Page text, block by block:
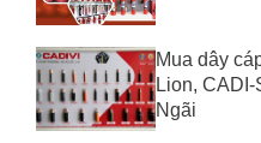
Mua dây
Lion,
Ngãi